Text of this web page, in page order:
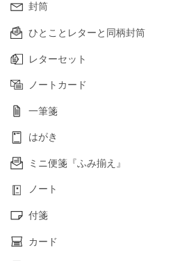
封筒
ひとことレターと同柄封筒
レターセット
ノートカード
一筆箋
はがき
ミニ便箋『ふみ揃え』
ノート
付箋
カード